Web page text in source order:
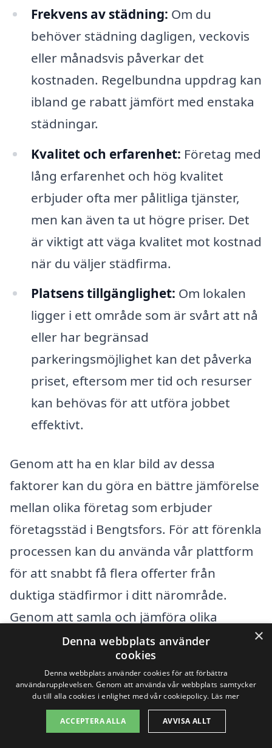
Frekvens av städning: Om du
behöver städning dagligen, veckovis
eller månadsvis påverkar det
kostnaden. Regelbundna uppdrag kan
ibland ge rabatt jämfört med enstaka
städningar.
Kvalitet och erfarenhet: Företag med
lång erfarenhet och hög kvalitet
erbjuder ofta mer pålitliga tjänster,
men kan även ta ut högre priser. Det
är viktigt att väga kvalitet mot kostnad
när du väljer städfirma.
Platsens tillgänglighet: Om lokalen
ligger i ett område som är svårt att nå
eller har begränsad
parkeringsmöjlighet kan det påverka
priset, eftersom mer tid och resurser
kan behövas för att utföra jobbet
effektivt.
Genom att ha en klar bild av dessa
faktorer kan du göra en bättre jämförelse
mellan olika företag som erbjuder
företagsstäd i Bengtsfors. För att förenkla
processen kan du använda vår plattform
för att snabbt få flera offerter från
duktiga städfirmor i ditt närområde.
Genom att samla och jämföra olika
alternativ kan du hitta både rätt kvalitet
och ett bra pris för städningen av ditt
företag.
Få 3 erbjudanden, gratis och utan
×
Denna webbplats använder
cookies
Denna webbplats använder cookies för att förbättra
användarupplevelsen. Genom att använda vår webbplats samtycker
du till alla cookies i enlighet med vår cookiepolicy. Läs mer
ACCEPTERA ALLA AVVISA ALLT